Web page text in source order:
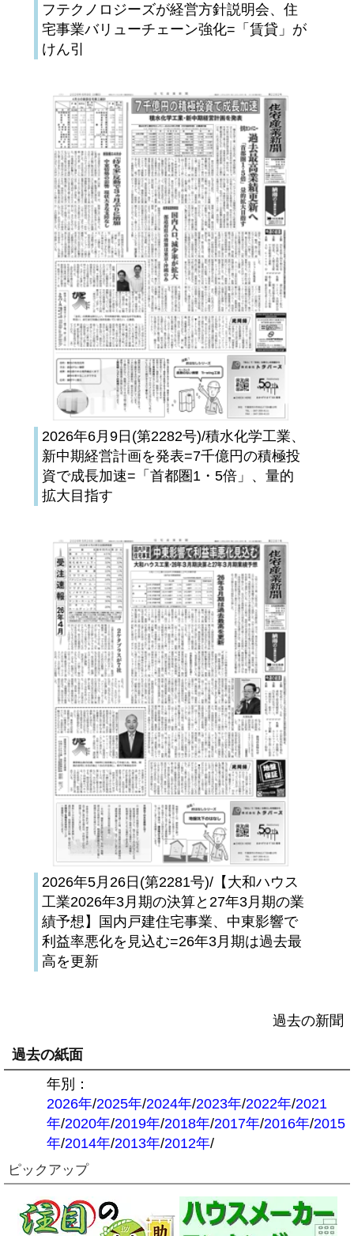
フテクノロジーズが経営方針説明会、住
宅事業バリューチェーン強化=「賃貸」が
けん引
2026年6月9日(第2282号)/積水化学工業、
新中期経営計画を発表=7千億円の積極投
資で成長加速=「首都圏1・5倍」、量的
拡大目指す
2026年5月26日(第2281号)/【大和ハウス
工業2026年3月期の決算と27年3月期の業
績予想】国内戸建住宅事業、中東影響で
利益率悪化を見込む=26年3月期は過去最
高を更新
過去の新聞
過去の紙面
年別：
2026年/2025年/2024年/2023年/2022年/2021
年/2020年/2019年/2018年/2017年/2016年/2015
年/2014年/2013年/2012年/
ピックアップ